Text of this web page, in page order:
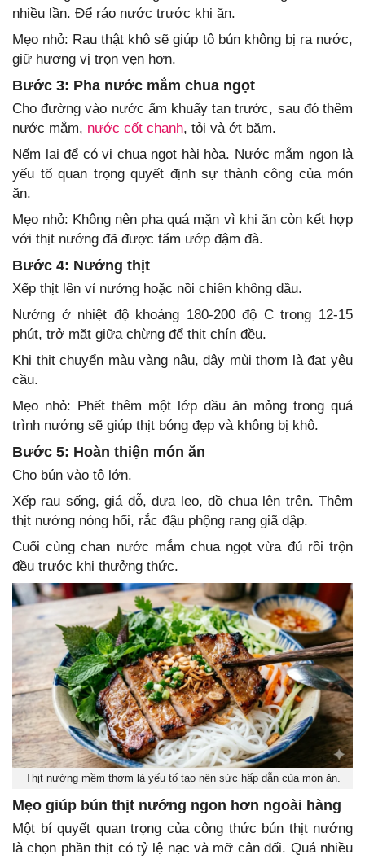
nhiều lần. Để ráo nước trước khi ăn.
Mẹo nhỏ: Rau thật khô sẽ giúp tô bún không bị ra nước,
giữ hương vị trọn vẹn hơn.
Bước 3: Pha nước mắm chua ngọt
Cho đường vào nước ấm khuấy tan trước, sau đó thêm
nước mắm, nước cốt chanh, tỏi và ớt băm.
Nếm lại để có vị chua ngọt hài hòa. Nước mắm ngon là
yếu tố quan trọng quyết định sự thành công của món
ăn.
Mẹo nhỏ: Không nên pha quá mặn vì khi ăn còn kết hợp
với thịt nướng đã được tẩm ướp đậm đà.
Bước 4: Nướng thịt
Xếp thịt lên vỉ nướng hoặc nồi chiên không dầu.
Nướng ở nhiệt độ khoảng 180-200 độ C trong 12-15
phút, trở mặt giữa chừng để thịt chín đều.
Khi thịt chuyển màu vàng nâu, dậy mùi thơm là đạt yêu
cầu.
Mẹo nhỏ: Phết thêm một lớp dầu ăn mỏng trong quá
trình nướng sẽ giúp thịt bóng đẹp và không bị khô.
Bước 5: Hoàn thiện món ăn
Cho bún vào tô lớn.
Xếp rau sống, giá đỗ, dưa leo, đồ chua lên trên. Thêm
thịt nướng nóng hổi, rắc đậu phộng rang giã dập.
Cuối cùng chan nước mắm chua ngọt vừa đủ rồi trộn
đều trước khi thưởng thức.
Thịt nướng mềm thơm là yếu tố tạo nên sức hấp dẫn của món ăn.
Mẹo giúp bún thịt nướng ngon hơn ngoài hàng
Một bí quyết quan trọng của công thức bún thịt nướng
là chọn phần thịt có tỷ lệ nạc và mỡ cân đối. Quá nhiều